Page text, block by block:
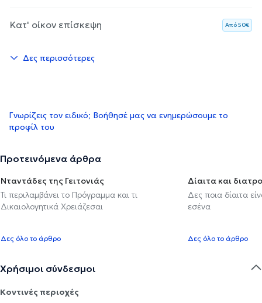
Κατ' οίκον επίσκεψη Aπό 50€
Δες περισσότερες
Γνωρίζεις τον ειδικό; Βοήθησέ μας να ενημερώσουμε το
προφίλ του
Προτεινόμενα άρθρα
Νταντάδες της Γειτονιάς
Τι περιλαμβάνει το Πρόγραμμα και τι
Δικαιολογητικά Χρειάζεσαι
Δες όλο το άρθρο
Δίαιτα και
Δες ποια δίαιτα
εσένα
Δες όλο το άρθρο
Χρήσιμοι σύνδεσμοι
Κοντινές περιοχές